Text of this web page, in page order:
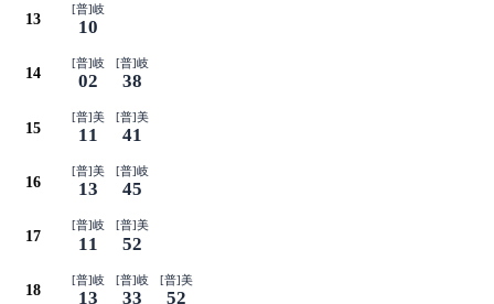
13
[普]岐
10
14
[普]岐
02
[普]岐
38
15
[普]美
11
[普]美
41
16
[普]美
13
[普]岐
45
17
[普]岐
11
[普]美
52
18
[普]岐
13
[普]岐
33
[普]美
52